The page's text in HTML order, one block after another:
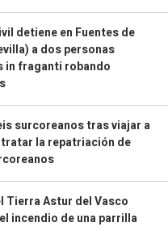
detiene en Fuentes de
a dos personas
in fraganti robando
surcoreanos tras viajar a
la repatriación de
Tierra Astur del Vasco
incendio de una parrilla